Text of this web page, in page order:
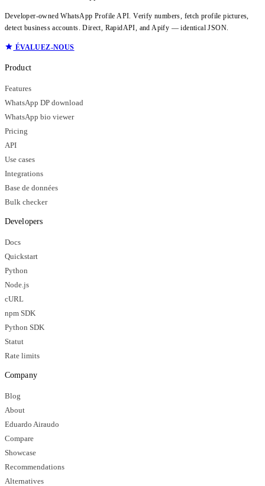
Developer-owned WhatsApp Profile API. Verify numbers, fetch profile pictures,
detect business accounts. Direct, RapidAPI, and Apify — identical JSON.
ÉVALUEZ-NOUS
Product
Features
WhatsApp DP download
WhatsApp bio viewer
Pricing
API
Use cases
Integrations
Base de données
Bulk checker
Developers
Docs
Quickstart
Python
Node.js
cURL
npm SDK
Python SDK
Statut
Rate limits
Company
Blog
About
Eduardo Airaudo
Compare
Showcase
Recommendations
Alternatives